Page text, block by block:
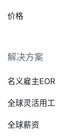
价格
解决方案
名义雇主EOR
全球灵活用工
全球薪资